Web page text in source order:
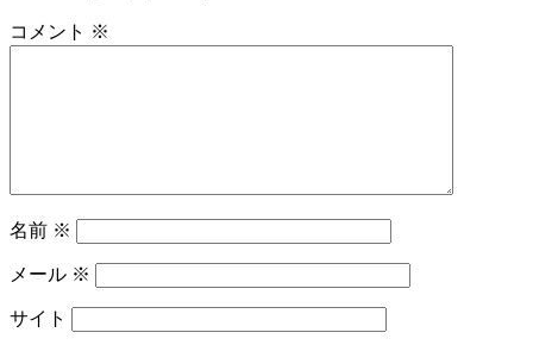
の
物
務
和〜
シ
コメント ※
名前 ※
メール ※
サイト